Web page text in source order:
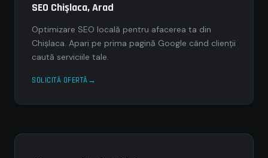
SEO Chişlaca, Arad
Optimizare SEO locală pentru afacerea ta din
Chişlaca. Apari pe prima pagină Google când clienții
caută serviciile tale.
SOLICITĂ OFERTĂ